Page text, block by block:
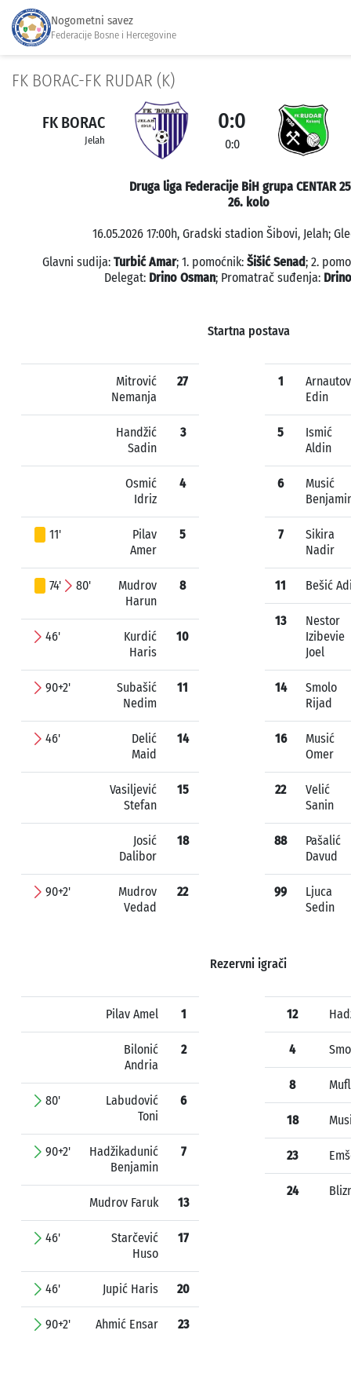
Nogometni savez
Federacije Bosne i Hercegovine
FK BORAC-FK RUDAR (K)
FK BORAC
Jelah
0:0
0:0
Druga liga Federacije BiH grupa CENTAR
26. kolo
16.05.2026 17:00h, Gradski stadion Šibovi, Jelah;
Glavni sudija: Turbić Amar; 1. pomoćnik: Šišić Senad; 2.
Delegat: Drino Osman; Promatrač suđenja:
Startna postava
Mitrović
Nemanja
27
Handžić
Sadin
3
Osmić
Idriz
4
11'
Pilav
Amer
5
74' 80'
Mudrov
Harun
8
46'
Kurdić
Haris
10
90+2'
Subašić
Nedim
11
46'
Delić
Maid
14
Vasiljević
Stefan
15
Josić
Dalibor
18
90+2'
Mudrov
Vedad
22
1
Edin
5
Ismić
Aldin
6
Musić
7
Sikira
Nadir
11 Bešić
13
Nestor
Izibevie
Joel
14
Smolo
Rijad
16
Musić
Omer
22
Velić
Sanin
88
Pašalić
Davud
99
Ljuca
Sedin
Rezervni igrači
Pilav Amel 1
Bilonić
Andria
2
80'
Labudović
Toni
6
90+2'
Hadžikadunić
Benjamin
7
Mudrov Faruk 13
46'
Starčević
Huso
17
46' Jupić Haris 20
90+2' Ahmić Ensar 23
12
4
8
18
23
24